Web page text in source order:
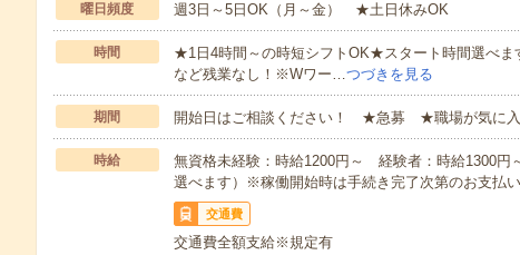
曜日頻度 週3日～5日OK（月～金） ★土日休みOK
時間
★1日4時間～の時短シフトOK★スタート時間選べま
など残業なし！※Wワー…つづきを見る
期間 開始日はご相談ください！ ★急募 ★職場が気に入
時給
無資格未経験：時給1200円～ 経験者：時給1300
選べます）※稼働開始時は手続き完了次第のお支払い
交通費
交通費全額支給※規定有